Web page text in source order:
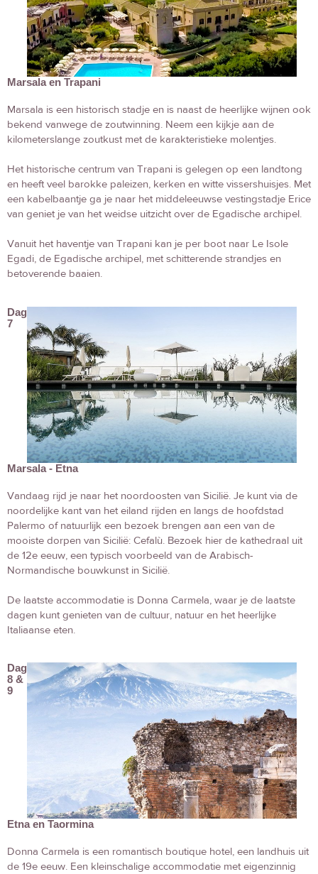
Marsala en Trapani
Marsala is een historisch stadje en is naast de heerlijke wijnen ook
bekend vanwege de zoutwinning. Neem een kijkje aan de
kilometerslange zoutkust met de karakteristieke molentjes.
Het historische centrum van Trapani is gelegen op een landtong
en heeft veel barokke paleizen, kerken en witte vissershuisjes. Met
een kabelbaantje ga je naar het middeleeuwse vestingstadje Erice
van geniet je van het weidse uitzicht over de Egadische archipel.
Vanuit het haventje van Trapani kan je per boot naar Le Isole
Egadi, de Egadische archipel, met schitterende strandjes en
betoverende baaien.
Dag
7
Marsala - Etna
Vandaag rijd je naar het noordoosten van Sicilië. Je kunt via de
noordelijke kant van het eiland rijden en langs de hoofdstad
Palermo of natuurlijk een bezoek brengen aan een van de
mooiste dorpen van Sicilië: Cefalù. Bezoek hier de kathedraal uit
de 12e eeuw, een typisch voorbeeld van de Arabisch-
Normandische bouwkunst in Sicilië.
De laatste accommodatie is Donna Carmela, waar je de laatste
dagen kunt genieten van de cultuur, natuur en het heerlijke
Italiaanse eten.
Dag
8 &
9
Etna en Taormina
Donna Carmela is een romantisch boutique hotel, een landhuis uit
de 19e eeuw. Een kleinschalige accommodatie met eigenzinnig